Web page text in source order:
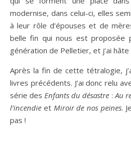
modernise, dans celui-ci, elles
à leur rôle d’épouses et de
belle fin qui nous est proposée
génération de Pelletier, et j’ai
Après la fin de cette tétralogie,
livres précédents. J’ai donc relu
série desEnfants du désastre :Au
l’incendie et Miroir de nos peines.
pas !